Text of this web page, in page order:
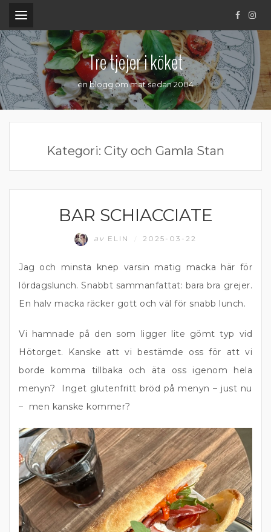
.
Tre tjejer i köket
en blogg om mat sedan 2004
Kategori: City och Gamla Stan
BAR SCHIACCIATE
av ELIN 2025-03-22
Jag och minsta knep varsin matig macka här för
lördagslunch. Snabbt sammanfattat: bara bra grejer.
En halv macka räcker gott och väl för snabb lunch.
Vi hamnade på den som ligger lite gömt typ vid
Hötorget. Kanske att vi bestämde oss för att vi
borde komma tillbaka och äta oss igenom hela
menyn? Inget glutenfritt bröd på menyn – just nu
– men kanske kommer?